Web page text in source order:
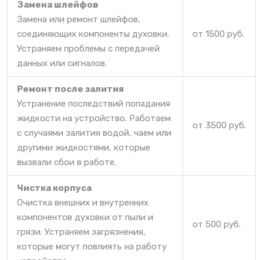
Замена шлейфов
Замена или ремонт шлейфов,
соединяющих компоненты духовки.
Устраняем проблемы с передачей
данных или сигналов.
от 1500 руб.
Ремонт после залития
Устранение последствий попадания
жидкости на устройство. Работаем
с случаями залития водой, чаем или
другими жидкостями, которые
вызвали сбои в работе.
от 3500 руб.
Чистка корпуса
Очистка внешних и внутренних
компонентов духовки от пыли и
грязи. Устраняем загрязнения,
которые могут повлиять на работу
от 500 руб.